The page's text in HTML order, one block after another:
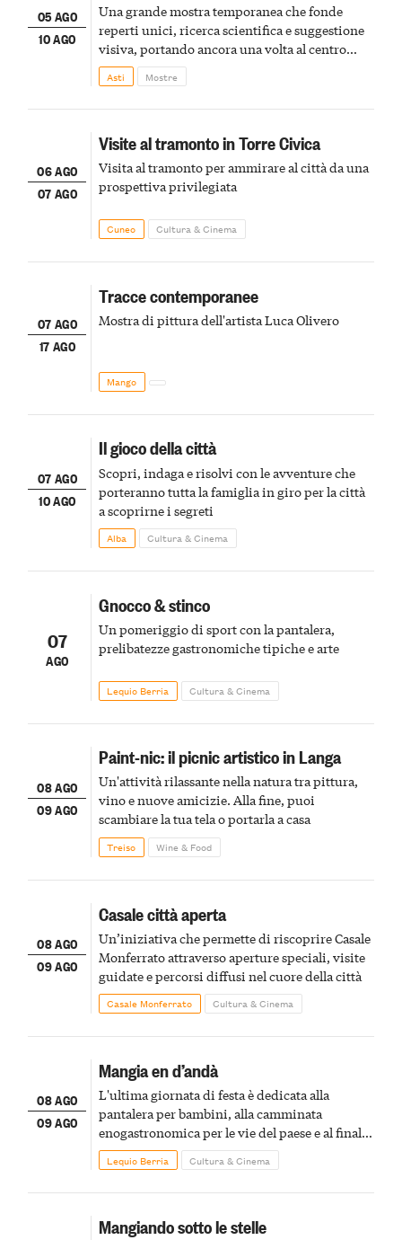
05 AGO
10 AGO
Una grande mostra temporanea che fonde
reperti unici, ricerca scientifica e suggestione
visiva, portando ancora una volta al centro
della scena le meraviglie del passato astigiano
Asti Mostre
06 AGO
07 AGO
Visite al tramonto in Torre Civica
Visita al tramonto per ammirare al città da una
prospettiva privilegiata
Cuneo Cultura & Cinema
07 AGO
17 AGO
Tracce contemporanee
Mostra di pittura dell'artista Luca Olivero
Mango
07 AGO
10 AGO
Il gioco della città
Scopri, indaga e risolvi con le avventure che
porteranno tutta la famiglia in giro per la città
a scoprirne i segreti
Alba Cultura & Cinema
07
AGO
Gnocco & stinco
Un pomeriggio di sport con la pantalera,
prelibatezze gastronomiche tipiche e arte
Lequio Berria Cultura & Cinema
08 AGO
09 AGO
Paint-nic: il picnic artistico in Langa
Un'attività rilassante nella natura tra pittura,
vino e nuove amicizie. Alla fine, puoi
scambiare la tua tela o portarla a casa
Treiso Wine & Food
08 AGO
09 AGO
Casale città aperta
Un’iniziativa che permette di riscoprire Casale
Monferrato attraverso aperture speciali, visite
guidate e percorsi diffusi nel cuore della città
Casale Monferrato Cultura & Cinema
08 AGO
09 AGO
Mangia en d’andà
L'ultima giornata di festa è dedicata alla
pantalera per bambini, alla camminata
enogastronomica per le vie del paese e al finale
pirotecnico
Lequio Berria Cultura & Cinema
Mangiando sotto le stelle